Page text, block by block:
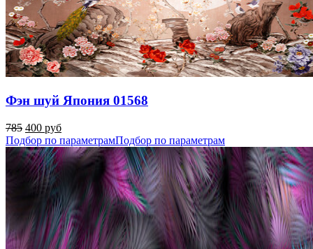
Фэн шуй Япония 01568
785 400 руб
Подбор по параметрамПодбор по параметрам